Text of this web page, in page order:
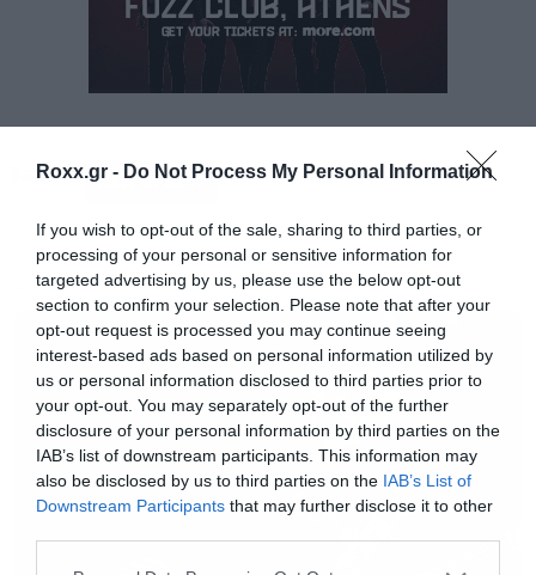
Roxx.gr - Do Not Process My Personal Information
If you wish to opt-out of the sale, sharing to third parties, or
processing of your personal or sensitive information for
targeted advertising by us, please use the below opt-out
section to confirm your selection. Please note that after your
opt-out request is processed you may continue seeing
interest-based ads based on personal information utilized by
us or personal information disclosed to third parties prior to
your opt-out. You may separately opt-out of the further
disclosure of your personal information by third parties on the
IAB’s list of downstream participants. This information may
also be disclosed by us to third parties on the IAB’s List of
Downstream Participants that may further disclose it to other
συνοδεύεται από βίντεο που μας κάνει βόλτα
σε γειτονιές της Αθήνας, με τις εικόνες να
συγκροτήματος αλλά και τον ελληνικό στίχο.
Μπείτε στην… αρένα κάνοντας κλικ στο βίντεο
που ακολουθεί.
Tags: RAW IN SECT